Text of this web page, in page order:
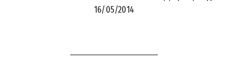
16/05/2014